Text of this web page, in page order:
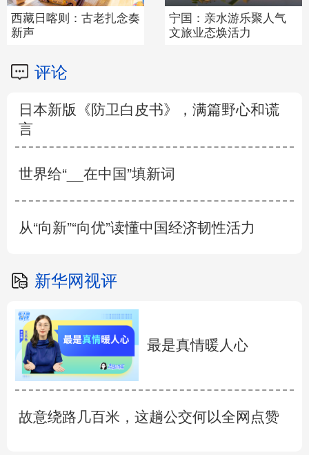
西藏日喀则：古老扎念奏
新声
宁国：亲水游乐聚人气
文旅业态焕活力
评论
日本新版《防卫白皮书》，满篇野心和谎
言
世界给“__在中国”填新词
从“向新”“向优”读懂中国经济韧性活力
新华网视评
最是真情暖人心
故意绕路几百米，这趟公交何以全网点赞